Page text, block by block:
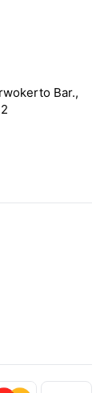
Bar.,